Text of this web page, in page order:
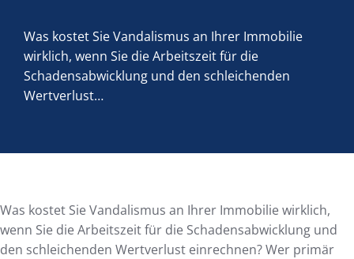
Was kostet Sie Vandalismus an Ihrer Immobilie
wirklich, wenn Sie die Arbeitszeit für die
Schadensabwicklung und den schleichenden
Wertverlust…
Was kostet Sie Vandalismus an Ihrer Immobilie wirklich,
wenn Sie die Arbeitszeit für die Schadensabwicklung und
den schleichenden Wertverlust einrechnen? Wer primär